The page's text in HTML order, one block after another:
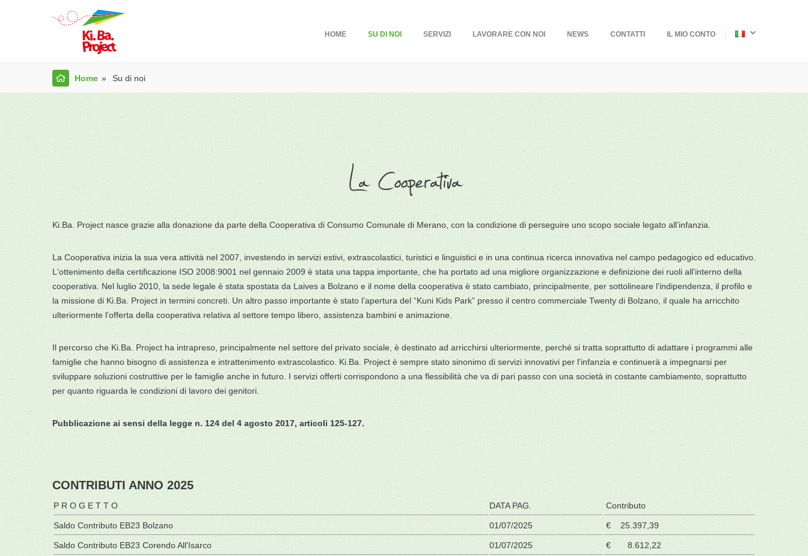
HOME SU DI NOI SERVIZI LAVORARE CON NOI NEWS CONTATTI IL MIO CONTO
Home Su di noi
La Cooperativa
Ki.Ba. Project nasce grazie alla donazione da parte della Cooperativa di Consumo Comunale di Merano, con la condizione di perseguire uno scopo sociale legato all’infanzia.
La Cooperativa inizia la sua vera attività nel 2007, investendo in servizi estivi, extrascolastici, turistici e linguistici e in una continua ricerca innovativa nel campo pedagogico ed educativo.
L'ottenimento della certificazione ISO 2008:9001 nel gennaio 2009 è stata una tappa importante, che ha portato ad una migliore organizzazione e definizione dei ruoli all'interno della
cooperativa. Nel luglio 2010, la sede legale è stata spostata da Laives a Bolzano e il nome della cooperativa è stato cambiato, principalmente, per sottolineare l'indipendenza, il profilo e
la missione di Ki.Ba. Project in termini concreti. Un altro passo importante è stato l’apertura del “Kuni Kids Park” presso il centro commerciale Twenty di Bolzano, il quale ha arricchito
ulteriormente l’offerta della cooperativa relativa al settore tempo libero, assistenza bambini e animazione.
Il percorso che Ki.Ba. Project ha intrapreso, principalmente nel settore del privato sociale, è destinato ad arricchirsi ulteriormente, perché si tratta soprattutto di adattare i programmi alle
famiglie che hanno bisogno di assistenza e intrattenimento extrascolastico. Ki.Ba. Project è sempre stato sinonimo di servizi innovativi per l'infanzia e continuerà a impegnarsi per
sviluppare soluzioni costruttive per le famiglie anche in futuro. I servizi offerti corrispondono a una flessibilità che va di pari passo con una società in costante cambiamento, soprattutto
per quanto riguarda le condizioni di lavoro dei genitori.
Pubblicazione ai sensi della legge n. 124 del 4 agosto 2017, articoli 125-127.
CONTRIBUTI ANNO 2025
P R O G E T T O DATA PAG. Contributo
Saldo Contributo EB23 Bolzano 01/07/2025 € 25.397,39
Saldo Contributo EB23 Corendo All'Isarco 01/07/2025 € 8.612,22